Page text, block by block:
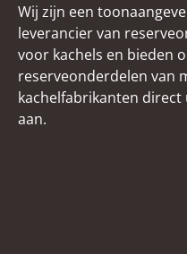
Wij zijn een
leverancier van
voor kachels en bieden
reserveonderdelen van
kachelfabrikanten
aan.